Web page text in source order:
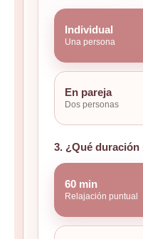
Individual
Una persona
En pareja
Dos personas
3. ¿Qué duración
60 min
Relajación puntual